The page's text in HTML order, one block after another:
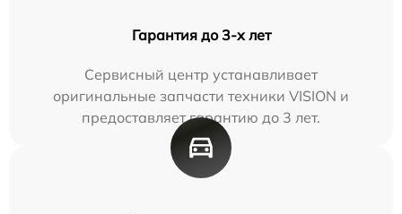
Гарантия до 3-х лет
Сервисный центр устанавливает
оригинальные запчасти техники VISION и
предоставляет гарантию до 3 лет.